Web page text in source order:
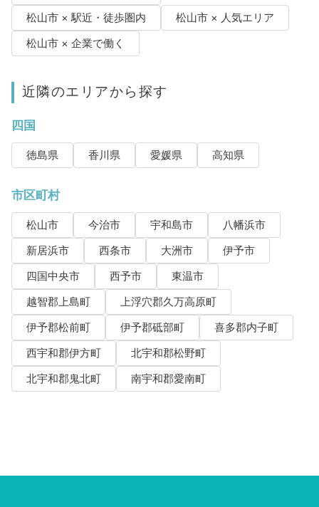
松山市 × 駅近・徒歩圏内
松山市 × 人気エリア
松山市 × 企業で働く
近隣のエリアから探す
四国
徳島県 香川県 愛媛県 高知県
市区町村
松山市 今治市 宇和島市
八幡浜市
新居浜市
西条市 大洲市
伊予市
四国中央市
西予市
東温市
越智郡上島町
上浮穴郡久万高原町
伊予郡松前町
伊予郡砥部町
喜多郡内子町
西宇和郡伊方町
北宇和郡松野町
北宇和郡鬼北町
南宇和郡愛南町